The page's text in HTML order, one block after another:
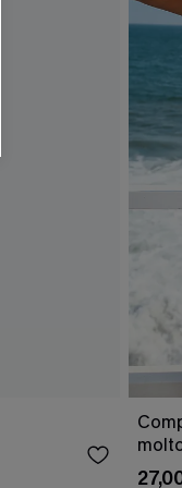
i nostri
come i pixel
valutare il livello di
che potrebbero
. Puoi annullare l'iscrizione in